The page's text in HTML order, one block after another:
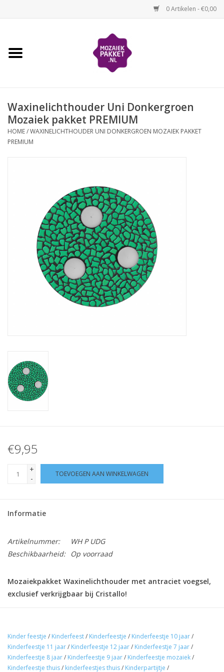
0 Artikelen - €0,00
Home
Volwassenen
Losse mozaïekmaterialen
Video-instructies
Klantbeoordelingen
Wie zijn wij?
Moeder-dochter-activiteit
Kant-en-klare mozaïekwerken
Waxinelichthouder Uni Donkergroen
Mozaiek pakket PREMIUM
HOME/WAXINELICHTHOUDER UNI DONKERGROEN MOZAIEK PAKKET
PREMIUM
€9,95
+
-
TOEVOEGEN AAN WINKELWAGEN
Informatie
Artikelnummer:
WH P UDG
Beschikbaarheid:
Op voorraad
Mozaiekpakket Waxinelichthouder met antraciet voegsel,
exclusief verkrijgbaar bij Cristallo!
Compleet knutselpakket met kunststof mozaieksteentjes in
diverse vormen. U krijgt hetzelfde resultaat als met gebroken
mozaiektegels, alleen veel lichter en zonder scherpe randen.
Kinder feestje / Kinderfeest/ Kinderfeestje / Kinderfeestje 10 jaar/
Kinderfeestje 11 jaar/ Kinderfeestje 12 jaar/ Kinderfeestje 7 jaar/
Kinderfeestje 8 jaar/ Kinderfeestje 9 jaar/ Kinderfeestje mozaiek/
Kinderfeestje thuis/ kinderfeestjes thuis/ Kinderpartijtje /